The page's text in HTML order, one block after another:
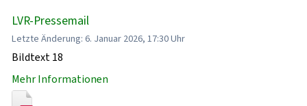
LVR-Pressemail
Letzte Änderung: 6. Januar 2026, 17:30 Uhr
Bildtext 18
Mehr Informationen